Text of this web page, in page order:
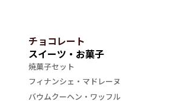
チョコレート
スイーツ・お菓子
焼菓子セット
フィナンシェ・マドレーヌ
バウムクーヘン・ワッフル